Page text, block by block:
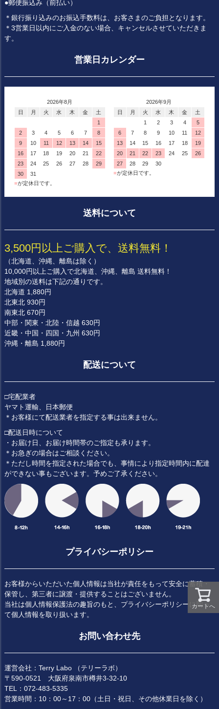
カートへ
●郵便振込み（前払い）
＊銀行振り込みのお振込手数料は、お客さまのご負担となります。
＊3営業日以内にご入金のない場合、キャンセルさせていただきま
す。
営業日カレンダー
2026年8月
日
月 火 水 木 金
土
1
2
3 4 5 6 7
8
9
10 11 12 13 14
15
16
17 18 19 20 21
22
23
24 25 26 27 28
29
30
31
■が定休日です。
2026年9月
日
月 火 水 木 金
土
1
2 3 4
5
6
7 8 9 10 11
12
13
14 15 16 17 18
19
20
21 22 23 24 25
26
27
28 29
30
■が定休日です。
送料について
3,500円以上ご購入で、送料無料！
（北海道、沖縄、離島は除く）
10,000円以上ご購入で北海道、沖縄、離島 送料無料！
地域別の送料は下記の通りです。
北海道 1,880円
北東北 930円
南東北 670円
中部・関東・北陸・信越 630円
近畿・中国・四国・九州 630円
沖縄・離島 1,880円
配送について
□宅配業者
ヤマト運輸、日本郵便
＊お客様にて配送業者を指定する事は出来ません。
□配送日時について
・お届け日、お届け時間帯のご指定も承ります。
＊お急ぎの場合はご相談ください。
＊ただし時間を指定された場合でも、事情により指定時間内に配達
ができない事もございます。予めご了承ください。
プライバシーポリシー
お客様からいただいた個人情報は当社が責任をもって安全に蓄積・
保管し、第三者に譲渡・提供することはございません。
当社は個人情報保護法の趣旨のもと、プライバシーポリシーに則っ
て個人情報を取り扱います。
お問い合わせ先
運営会社：Terry Labo （テリーラボ）
〒590-0521 大阪府泉南市樽井3-32-10
TEL：072-483-5335
営業時間：10：00～17：00（土日・祝日、その他休業日を除く）